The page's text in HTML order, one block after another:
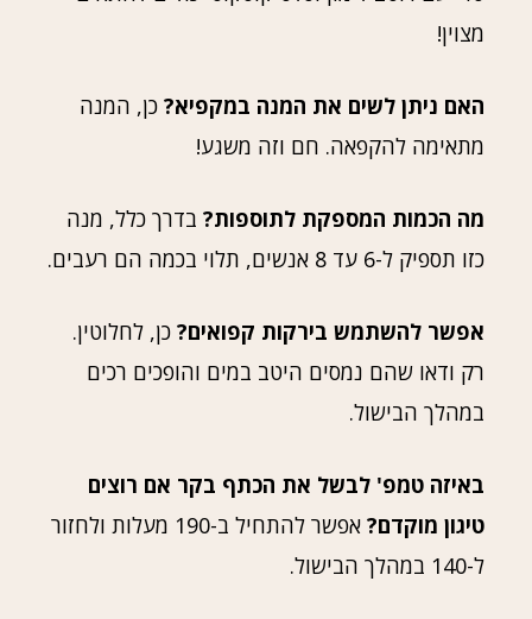
מצוין!
האם ניתן לשים את המנה במקפיא? כן, המנה
מתאימה להקפאה. חם וזה משגע!
מה הכמות המספקת לתוספות? בדרך כלל, מנה
כזו תספיק ל-6 עד 8 אנשים, תלוי בכמה הם רעבים.
אפשר להשתמש בירקות קפואים? כן, לחלוטין.
רק ודאו שהם נמסים היטב במים והופכים רכים
במהלך הבישול.
באיזה טמפ' לבשל את הכתף בקר אם רוצים
טיגון מוקדם?
אפשר להתחיל ב-190 מעלות ולחזור
ל-140 במהלך הבישול.